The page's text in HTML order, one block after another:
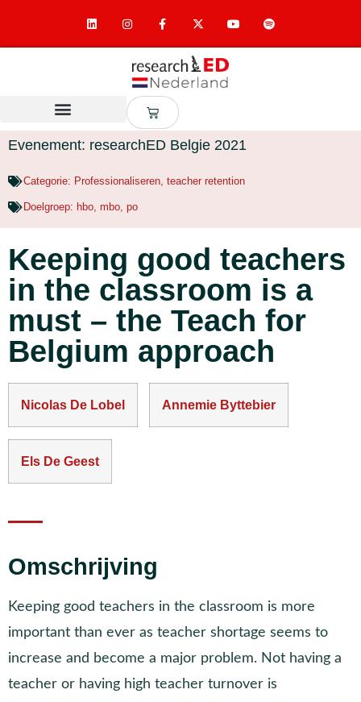
Evenement: researchED Belgie 2021
Categorie: Professionaliseren teacher retention
Doelgroep: hbo mbo po
Keeping good teachers
in the classroom is a
must – the Teach for
Belgium approach
Nicolas De Lobel Annemie Byttebier
Els De Geest
Omschrijving
Keeping good teachers in the classroom is more
important than ever as teacher shortage seems to
increase and become a major problem. Not having a
teacher or having high teacher turnover is